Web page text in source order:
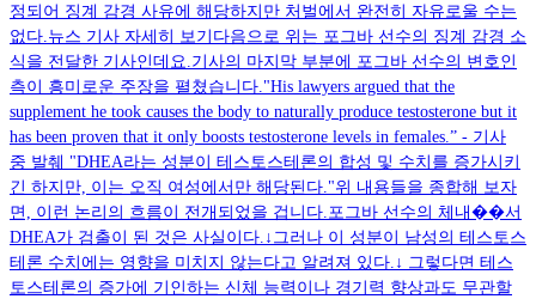
정되어 징계 감경 사유에 해당하지만 처벌에서 완전히 자유로울 수는
없다.뉴스 기사 자세히 보기다음으로 위는 포그바 선수의 징계 감경 소
식을 전달한 기사인데요.기사의 마지막 부분에 포그바 선수의 변호인
측이 흥미로운 주장을 펼쳤습니다."His lawyers argued that the
supplement he took causes the body to naturally produce testosterone but it
has been proven that it only boosts testosterone levels in females.” - 기사
중 발췌 "DHEA라는 성분이 테스토스테론의 합성 및 수치를 증가시키
긴 하지만, 이는 오직 여성에서만 해당된다."위 내용들을 종합해 보자
면, 이런 논리의 흐름이 전개되었을 겁니다.포그바 선수의 체내��서
DHEA가 검출이 된 것은 사실이다.↓그러나 이 성분이 남성의 테스토스
테론 수치에는 영향을 미치지 않는다고 알려져 있다.↓ 그렇다면 테스
토스테론의 증가에 기인하는 신체 능력이나 경기력 향상과도 무관할